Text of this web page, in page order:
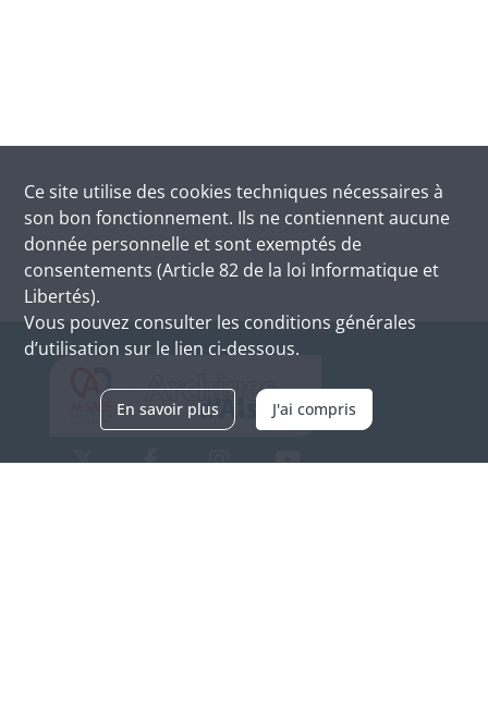
Ce site utilise des cookies techniques nécessaires à
son bon fonctionnement. Ils ne contiennent aucune
donnée personnelle et sont exemptés de
consentements (Article 82 de la loi Informatique et
Libertés).
Vous pouvez consulter les conditions générales
d’utilisation sur le lien ci-dessous.
En savoir plus J'ai compris